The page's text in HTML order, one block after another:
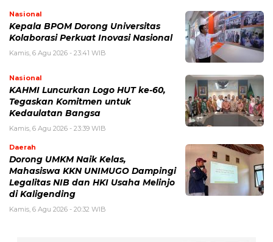
Nasional
Kepala BPOM Dorong Universitas
Kolaborasi Perkuat Inovasi Nasional
Kamis, 6 Agu 2026 - 23:41 WIB
Nasional
KAHMI Luncurkan Logo HUT ke-60,
Tegaskan Komitmen untuk
Kedaulatan Bangsa
Kamis, 6 Agu 2026 - 23:39 WIB
Daerah
Dorong UMKM Naik Kelas,
Mahasiswa KKN UNIMUGO Dampingi
Legalitas NIB dan HKI Usaha Melinjo
di Kaligending
Kamis, 6 Agu 2026 - 20:32 WIB